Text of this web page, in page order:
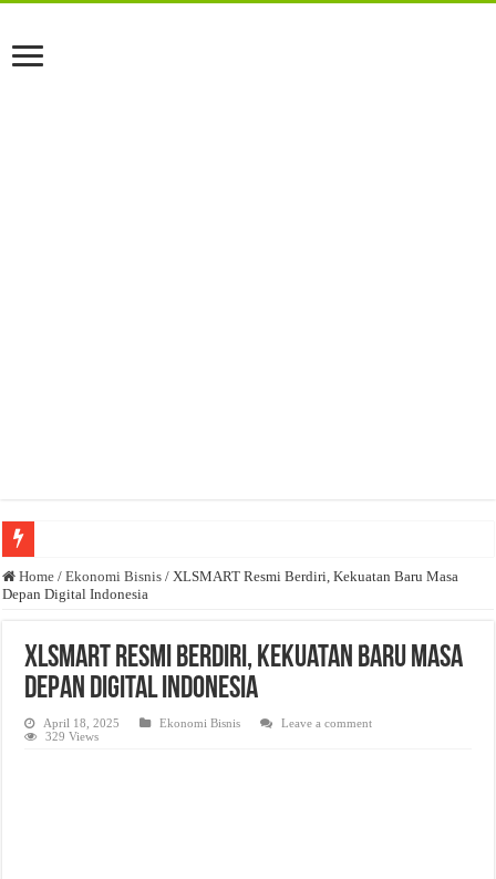
Anda butuh promosi usaha? Kontak ke Email redaksi@bisnisnasional.com
Dibutuhkan Marketing. Lamaran di-email ke redaksi@bisnisnasional.com
Home / Ekonomi Bisnis / XLSMART Resmi Berdiri, Kekuatan Baru Masa
Depan Digital Indonesia
XLSMART Resmi Berdiri, Kekuatan Baru Masa
Depan Digital Indonesia
April 18, 2025 Ekonomi Bisnis
Leave a comment
329 Views